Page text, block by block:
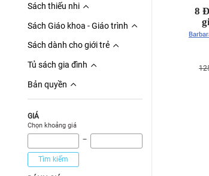
Sách thiếu nhi
Sách Giáo khoa - Giáo trình
Sách dành cho giới trẻ
Tủ sách gia đình
Bản quyền
GIÁ
Chọn khoảng giá
‾
Tìm kiếm
8